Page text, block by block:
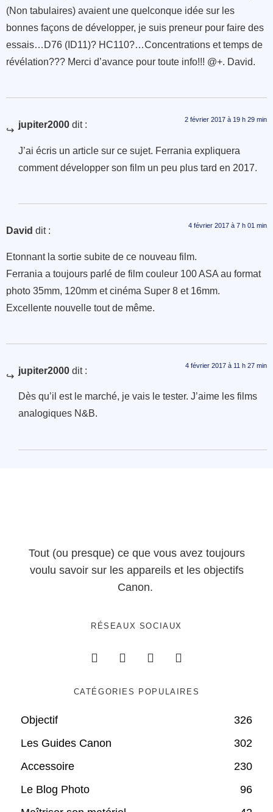
(Non tabulaires) avaient une quelconque idée sur les
bonnes façons de développer, je suis preneur pour faire des
essais…D76 (ID11)? HC110?…Concentrations et temps de
révélation??? Merci d’avance pour toute info!!! @+. David.
jupiter2000 dit : 2 février 2017 à 19 h 29 min
J’ai écris un article sur ce sujet. Ferrania expliquera
comment développer son film un peu plus tard en 2017.
David dit : 4 février 2017 à 7 h 01 min
Etonnant la sortie subite de ce nouveau film.
Ferrania a toujours parlé de film couleur 100 ASA au format
photo 35mm, 120mm et cinéma Super 8 et 16mm.
Excellente nouvelle tout de même.
jupiter2000 dit : 4 février 2017 à 11 h 27 min
Dès qu’il est le marché, je vais le tester. J’aime les films
analogiques N&B.
Tout (ou presque) ce que vous avez toujours
voulu savoir sur les appareils et les objectifs
Canon.
RÉSEAUX SOCIAUX
CATÉGORIES POPULAIRES
Objectif
326
Les Guides Canon
302
Accessoire
230
Le Blog Photo
96